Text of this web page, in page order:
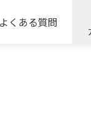
よくある質問